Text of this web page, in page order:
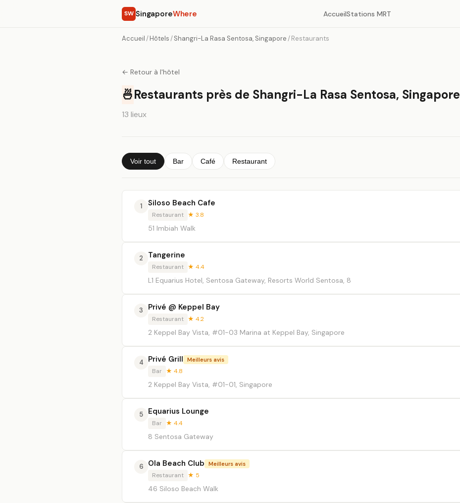
SW SingaporeWhere AccueilStations MRT
Accueil /Hôtels /Shangri-La Rasa Sentosa, Singapore /Restaurants
← Retour à l'hôtel
🍜Restaurants près de Shangri-La Rasa Sentosa, Singapore
13 lieux
Voir tout Bar Café Restaurant
1 Siloso Beach Cafe
Restaurant ★ 3.8
51 Imbiah Walk
2 Tangerine
Restaurant ★ 4.4
L1 Equarius Hotel, Sentosa Gateway, Resorts World Sentosa, 8
3 Privé @ Keppel Bay
Restaurant ★ 4.2
2 Keppel Bay Vista, #01-03 Marina at Keppel Bay, Singapore
4 Privé Grill Meilleurs avis
Bar ★ 4.8
2 Keppel Bay Vista, #01-01, Singapore
5 Equarius Lounge
Bar ★ 4.4
8 Sentosa Gateway
6 Ola Beach Club Meilleurs avis
Restaurant ★ 5
46 Siloso Beach Walk